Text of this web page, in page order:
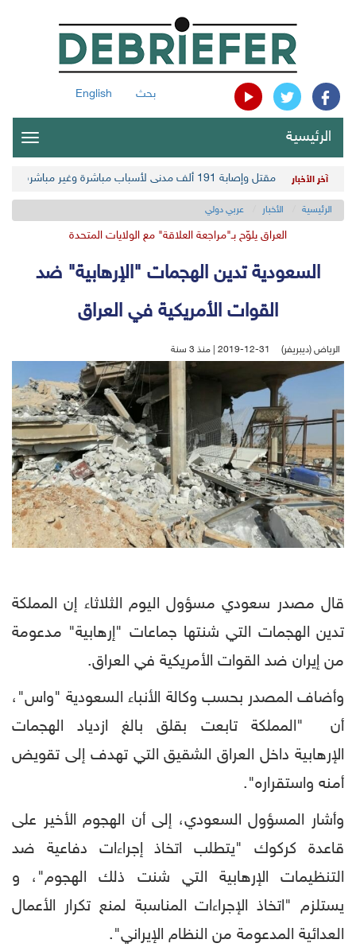
بحث English
الرئيسية
آخر الأخبار مقتل وإصابة 191 ألف مدني لأسباب مباشرة وغير مباشرة في أحدث حصيلة حوثية
الرئيسية الأخبار عربي دولي
العراق يلوّح بـ"مراجعة العلاقة" مع الولايات المتحدة
السعودية تدين الهجمات "الإرهابية" ضد
القوات الأمريكية في العراق
الرياض (ديبريفر) 2019-12-31 | منذ 3 سنة
قال مصدر سعودي مسؤول اليوم الثلاثاء إن المملكة
تدين الهجمات التي شنتها جماعات "إرهابية" مدعومة
من إيران ضد القوات الأمريكية في العراق.
وأضاف المصدر بحسب وكالة الأنباء السعودية "واس"،
أن "المملكة تابعت بقلق بالغ ازدياد الهجمات
الإرهابية داخل العراق الشقيق التي تهدف إلى تقويض
أمنه واستقراره".
وأشار المسؤول السعودي، إلى أن الهجوم الأخير على
قاعدة كركوك "يتطلب اتخاذ إجراءات دفاعية ضد
التنظيمات الإرهابية التي شنت ذلك الهجوم"، و
يستلزم "اتخاذ الإجراءات المناسبة لمنع تكرار الأعمال
العدائية المدعومة من النظام الإيراني".